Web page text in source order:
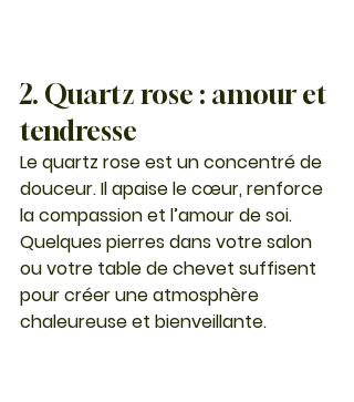
2. Quartz rose : amour et
tendresse
Le quartz rose est un concentré de
douceur. Il apaise le cœur, renforce
la compassion et l’amour de soi.
Quelques pierres dans votre salon
ou votre table de chevet suffisent
pour créer une atmosphère
chaleureuse et bienveillante.